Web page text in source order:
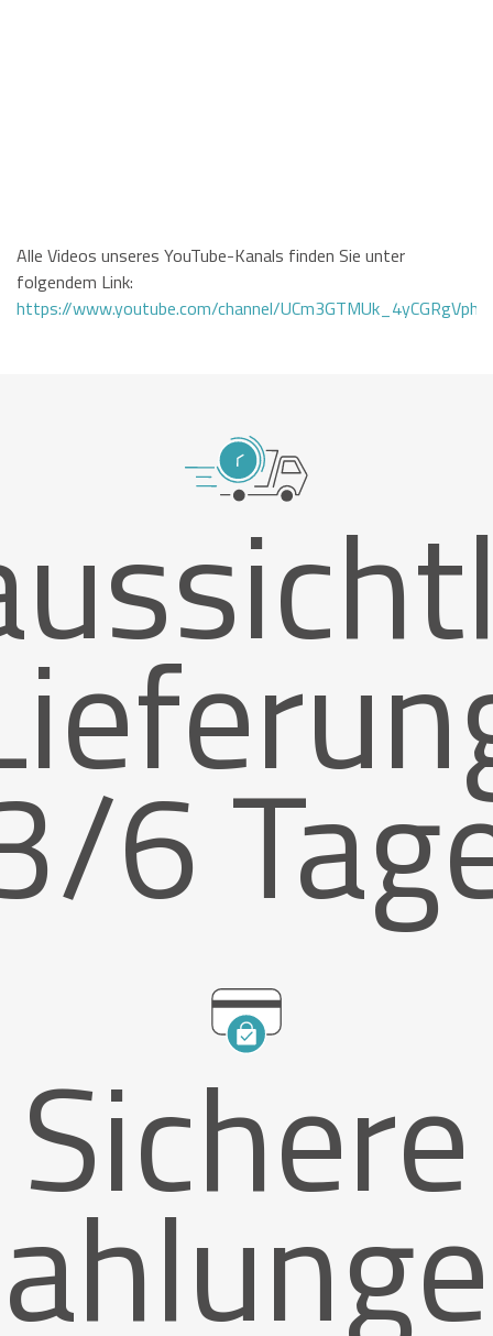
Alle Videos unseres YouTube-Kanals finden Sie unter
folgendem Link:
https://www.youtube.com/channel/
6
Sichere